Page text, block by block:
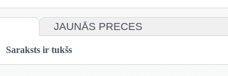
JAUNĀS PRECES
Saraksts ir tukšs